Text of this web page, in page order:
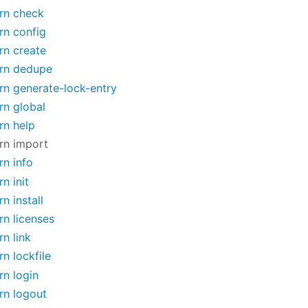
check
config
create
dedupe
generate-lock-entry
global
help
import
info
init
install
licenses
link
lockfile
login
logout